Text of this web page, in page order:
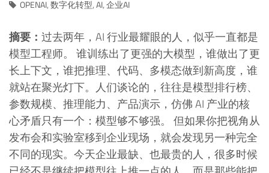
OPENAI,数字化转型,AI,企业AI
摘要： 过去两年，AI 行业最耀眼的人，似乎一直都是
模型工程师。 谁训练出了更强的大模型，谁做出了更
长上下文，谁把推理、代码、多模态做到新高度，谁
就站在聚光灯下。人们谈论的，往往是模型排行榜、
参数规模、推理能力、产品演示，仿佛 AI 产业的核
心矛盾只有一个：模型够不够强。 但如果你把视角从
发布会和实验室移到企业现场，就会发现另一种完全
不同的现实。今天企业最缺、也最贵的人，很多时候